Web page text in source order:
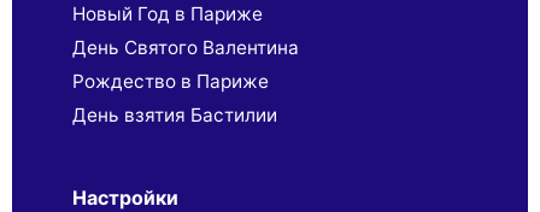
Новый Год в Париже
День Святого Валентина
Рождество в Париже
День взятия Бастилии
Настройки